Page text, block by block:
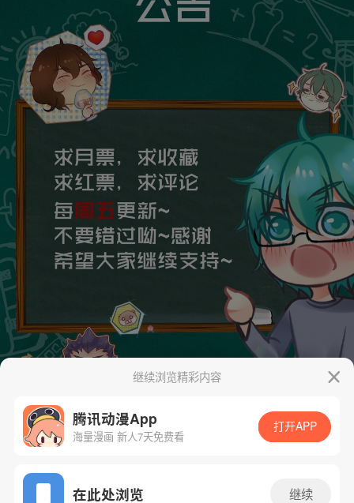
App免费看
下一话
继续浏览精彩内容
腾讯动漫App
海量漫画 新人7天免费看
打开APP
在此处浏览 继续